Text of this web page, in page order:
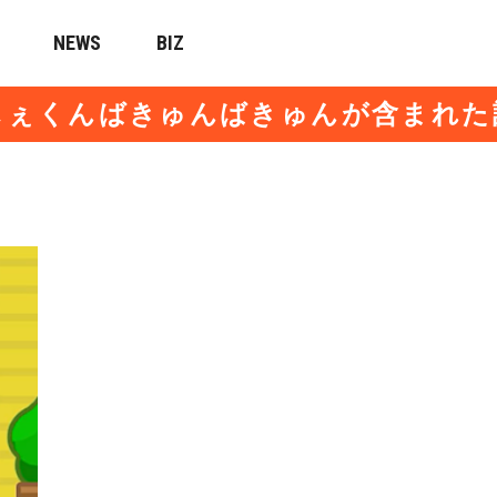
NEWS BIZ
ぇくんばきゅんばきゅんが含まれた